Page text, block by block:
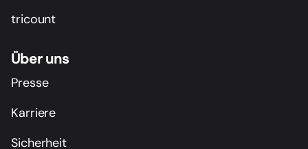
tricount
Über uns
Presse
Karriere
Sicherheit